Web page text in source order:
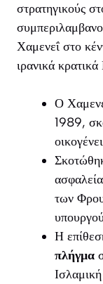
στρατηγικούς
Χαμενεΐ στο
ιρανικά
Ο
1989,
των
Η
πλήγμα